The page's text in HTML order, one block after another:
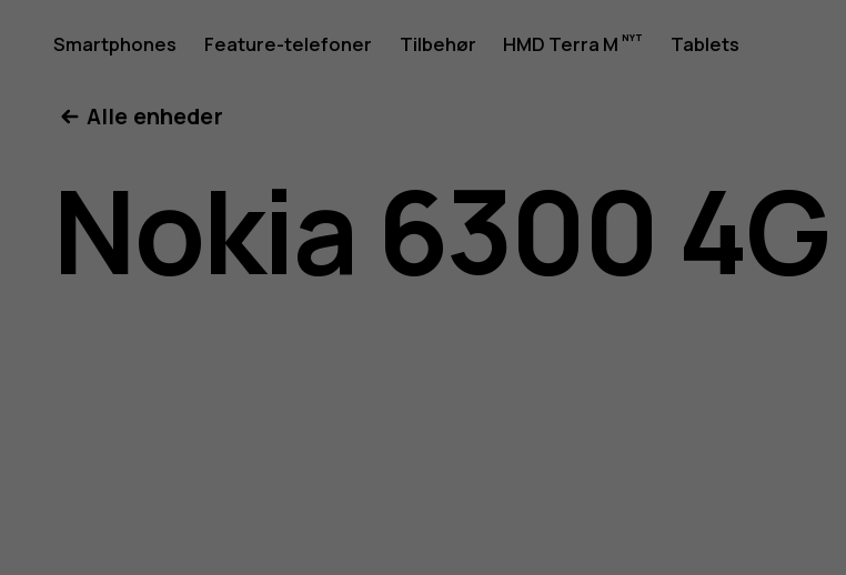
Brugervejledning
til
Nokia
Smartphones Feature-telefoner Tilbehør HMD Terra M Tablets
Alle enheder
Nokia 6300 4G